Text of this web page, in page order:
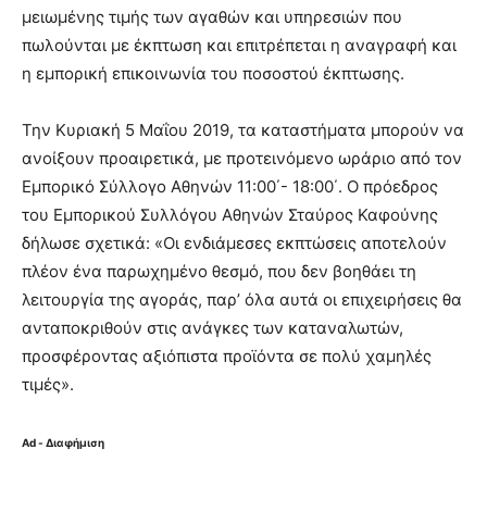
μειωμένης τιμής των αγαθών και υπηρεσιών που
πωλούνται με έκπτωση και επιτρέπεται η αναγραφή και
η εμπορική επικοινωνία του ποσοστού έκπτωσης.
Την Κυριακή 5 Μαΐου 2019, τα καταστήματα μπορούν να
ανοίξουν προαιρετικά, με προτεινόμενο ωράριο από τον
Εμπορικό Σύλλογο Αθηνών 11:00΄- 18:00΄. Ο πρόεδρος
του Εμπορικού Συλλόγου Αθηνών Σταύρος Καφούνης
δήλωσε σχετικά: «Οι ενδιάμεσες εκπτώσεις αποτελούν
πλέον ένα παρωχημένο θεσμό, που δεν βοηθάει τη
λειτουργία της αγοράς, παρ’ όλα αυτά οι επιχειρήσεις θα
ανταποκριθούν στις ανάγκες των καταναλωτών,
προσφέροντας αξιόπιστα προϊόντα σε πολύ χαμηλές
τιμές».
Ad - Διαφήμιση